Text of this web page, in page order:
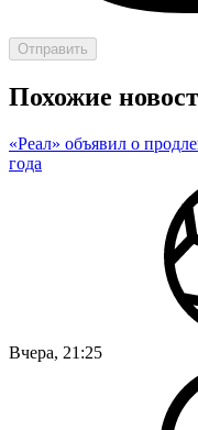
Отправить
Похожие
«Реал» объявил о
года
Вчера, 21:25